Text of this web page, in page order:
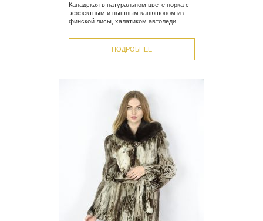
Канадская в натуральном цвете норка с
эффектным и пышным капюшоном из
финской лисы, халатиком автоледи
ПОДРОБНЕЕ